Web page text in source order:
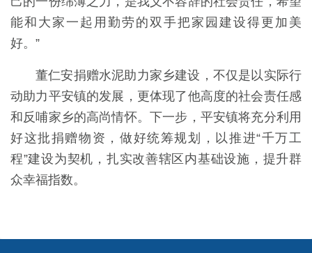
能和大家一起用勤劳的双手把家园建设得更加美
好。”
董仁安捐赠水泥助力家乡建设，不仅是以实际行
动助力平安镇的发展，更体现了他高度的社会责任感
和反哺家乡的高尚情怀。下一步，平安镇将充分利用
好这批捐赠物资，做好统筹规划，以推进“千万工
程”建设为契机，扎实改善辖区内基础设施，提升群
众幸福指数。